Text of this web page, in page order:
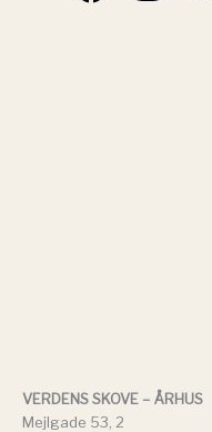
VERDENS SKOVE – ÅRHUS
Mejlgade 53, 2